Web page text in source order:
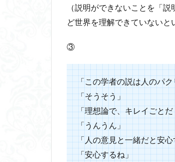
（説明ができないことを「説
ど世界を理解できていないと
③
「この学者の説は人のパク
「そうそう」
「理想論で、キレイごとだ
「うんうん」
「人の意見と一緒だと安心
「安心するね」